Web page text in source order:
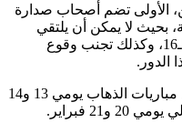
تضم أصحاب صدارة
يمكن أن يلتقي
المجموعة في دور الـ16، وكذلك تجنب وقوع
ومن المقرر أن تقام الدفعة الأولى من مباريات الذهاب يومي 13 و14